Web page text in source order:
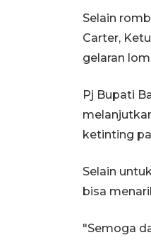
Selain
Carter,
gelaran
Pj Bupati
ketinting
Selain
bisa
"Semoga